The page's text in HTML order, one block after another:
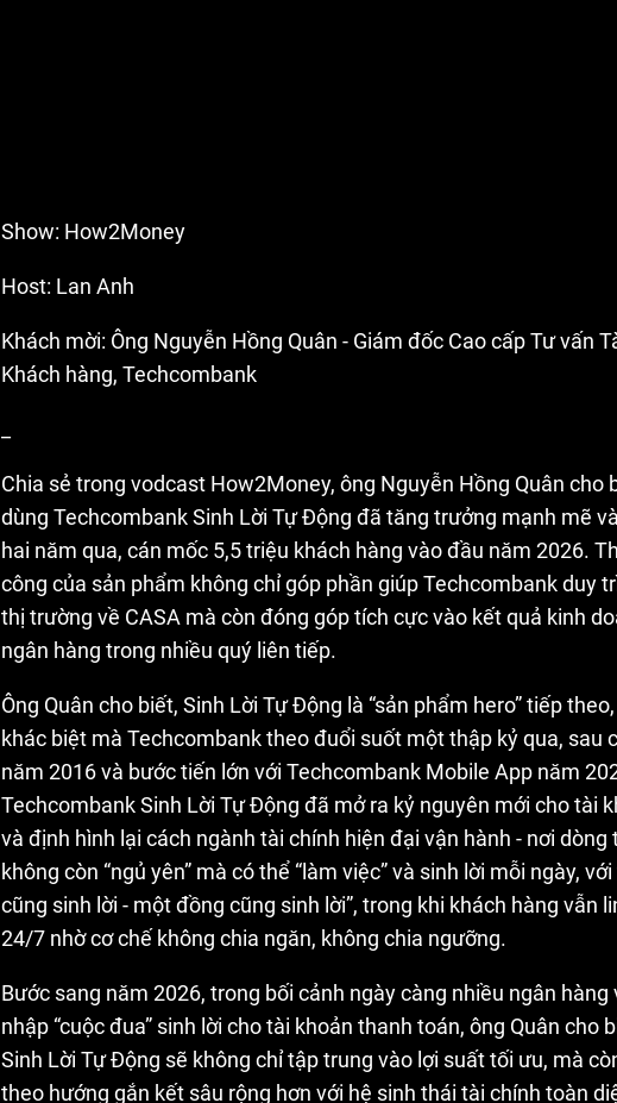
Show: How2Money
Host: Lan Anh
Khách mời: Ông Nguyễn Hồng Quân - Giám đốc Cao cấp Tư vấn
Khách hàng, Techcombank
Chia sẻ trong vodcast How2Money, ông Nguyễn Hồng Quân cho
dùng Techcombank Sinh Lời Tự Động đã tăng trưởng mạnh mẽ
hai năm qua, cán mốc 5,5 triệu khách hàng vào đầu năm 2026.
công của sản phẩm không chỉ góp phần giúp Techcombank duy
thị trường về CASA mà còn đóng góp tích cực vào kết quả kinh
ngân hàng trong nhiều quý liên tiếp.
Ông Quân cho biết, Sinh Lời Tự Động là “sản phẩm hero” tiếp
khác biệt mà Techcombank theo đuổi suốt một thập kỷ qua, sau
năm 2016 và bước tiến lớn với Techcombank Mobile App năm
Techcombank Sinh Lời Tự Động đã mở ra kỷ nguyên mới cho tài
và định hình lại cách ngành tài chính hiện đại vận hành - nơi dòng
không còn “ngủ yên” mà có thể “làm việc” và sinh lời mỗi ngày,
cũng sinh lời - một đồng cũng sinh lời”, trong khi khách hàng vẫn
24/7 nhờ cơ chế không chia ngăn, không chia ngưỡng.
Bước sang năm 2026, trong bối cảnh ngày càng nhiều ngân hàng
nhập “cuộc đua” sinh lời cho tài khoản thanh toán, ông Quân cho
Sinh Lời Tự Động sẽ không chỉ tập trung vào lợi suất tối ưu, mà
theo hướng gắn kết sâu rộng hơn với hệ sinh thái tài chính toàn